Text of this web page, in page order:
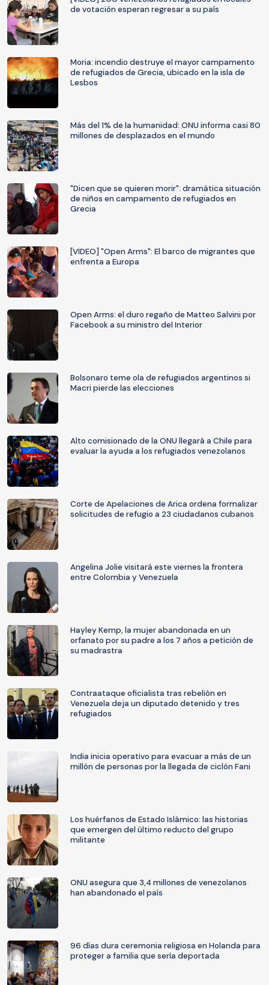
de votación esperan regresar a su país
Moria: incendio destruye el mayor campamento
de refugiados de Grecia, ubicado en la isla de
Lesbos
Más del 1% de la humanidad: ONU informa casi 80
millones de desplazados en el mundo
"Dicen que se quieren morir": dramática situación
de niños en campamento de refugiados en
Grecia
[VIDEO] "Open Arms": El barco de migrantes que
enfrenta a Europa
Open Arms: el duro regaño de Matteo Salvini por
Facebook a su ministro del Interior
Bolsonaro teme ola de refugiados argentinos si
Macri pierde las elecciones
Alto comisionado de la ONU llegará a Chile para
evaluar la ayuda a los refugiados venezolanos
Corte de Apelaciones de Arica ordena formalizar
solicitudes de refugio a 23 ciudadanos cubanos
Angelina Jolie visitará este viernes la frontera
entre Colombia y Venezuela
Hayley Kemp, la mujer abandonada en un
orfanato por su padre a los 7 años a petición de
su madrastra
Contraataque oficialista tras rebelión en
Venezuela deja un diputado detenido y tres
refugiados
India inicia operativo para evacuar a más de un
millón de personas por la llegada de ciclón Fani
Los huérfanos de Estado Islámico: las historias
que emergen del último reducto del grupo
militante
ONU asegura que 3,4 millones de venezolanos
han abandonado el país
96 días dura ceremonia religiosa en Holanda para
proteger a familia que sería deportada